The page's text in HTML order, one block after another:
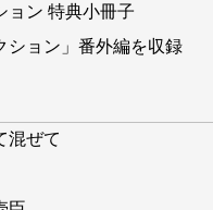
ョン 特典小冊子
ション」番外編を収録
混ぜて